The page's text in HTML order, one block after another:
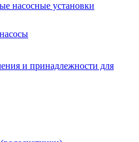
насосные установки
и принадлежности для